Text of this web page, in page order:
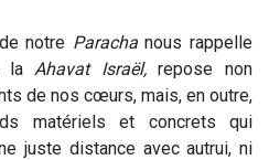
notre Parachanous rappelle
la Ahavat Israël,repose non
de nos cœurs, mais, en outre,
matériels et concrets qui
juste distance avec autrui, ni